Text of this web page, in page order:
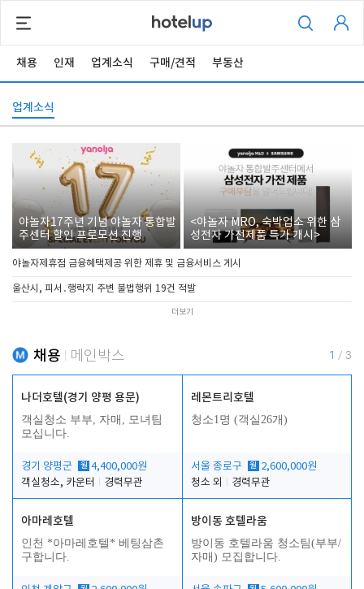
채용 인재 업계소식 구매/견적 부동산
업계소식
야놀자17주년 기념 야놀자 통합발
주센터 할인 프로모션 진행
<야놀자 MRO, 숙박업소 위한 삼
성전자 가전제품 특가 개시>
야놀자제휴점 금융혜택제공 위한 제휴 및 금융서비스 게시
울산시, 피서․행락지 주변 불법행위 19건 적발
더보기
채용 메인박스 1 / 3
나더호텔(경기 양평 용문)
객실청소 부부, 자매, 모녀팀
모십니다.
경기 양평군 월 4,400,000원
객실청소, 카운터
경력무관
레몬트리호텔
청소1명 (객실26개)
서울 종로구 월 2,600,000원
청소 외
경력무관
아마레호텔
인천 *아마레호텔* 베팅삼촌
구합니다.
방이동 호텔라움
방이동 호텔라움 청소팀(부부/
자매) 모집합니다.